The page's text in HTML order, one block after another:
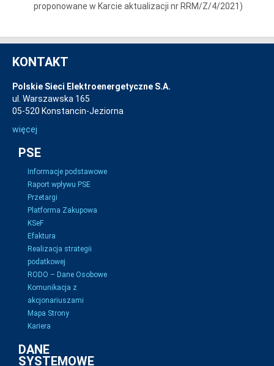
proponowane w Karcie aktualizacji nr RRM/Z/4/2021)
KONTAKT
Polskie Sieci Elektroenergetyczne S.A.
ul. Warszawska 165
05-520 Konstancin-Jeziorna
więcej
PSE
Informacje podstawowe
Raport wpływu PSE
Przetargi
Platforma Zakupowa
KSeF
Efaktura
Realizacja strategii
podatkowej
RODO – Dane Osobowe
Komunikacja z
akcjonariuszami
Mapa Strony
Kariera
DANE
SYSTEMOWE